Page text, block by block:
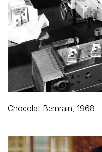
Chocolat Bernrain, 1968